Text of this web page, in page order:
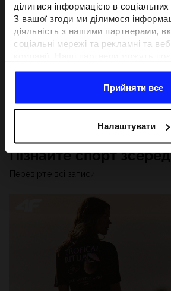
ділитися інформацією в
З вашої згоди ми ділимося
діяльність з нашими партнерами,
соціальні мережі та рекламні та
отримують у результаті
послуг.З вашої згоди ми також
з метою націлювання та
відповідної онлайн-реклами,
відповідності вмісту та
пропонують наші партнери
мережі). Детальну інформацію
та в
Прийняти все
Налаштувати
Пізнайте спорт
Перевірте всі записи